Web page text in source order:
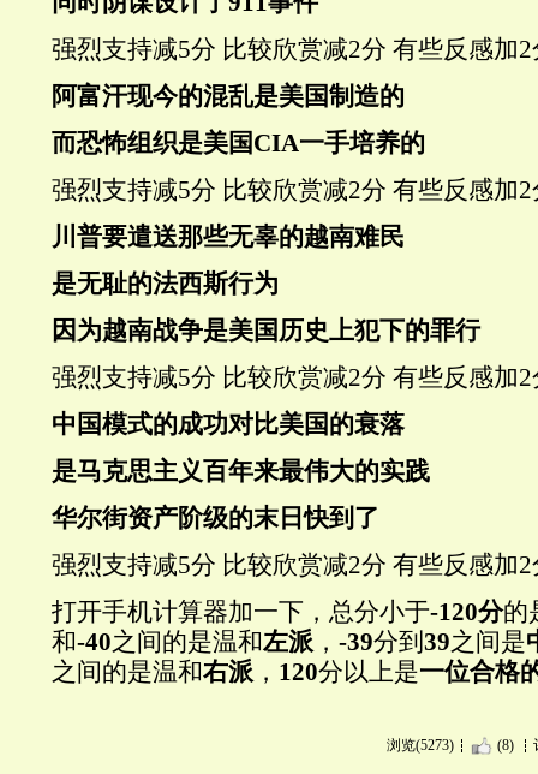
强烈支持减5分 比较欣赏减2分 有些反感加2
阿富汗现今的混乱是美国制造的
而恐怖组织是美国CIA一手培养的
强烈支持减5分 比较欣赏减2分 有些反感加2
川普要遣送那些无辜的越南难民
是无耻的法西斯行为
因为越南战争是美国历史上犯下的罪行
强烈支持减5分 比较欣赏减2分 有些反感加2
中国模式的成功对比美国的衰落
是马克思主义百年来最伟大的实践
华尔街资产阶级的末日快到了
强烈支持减5分 比较欣赏减2分 有些反感加2
打开手机计算器加一下，总分小于-120分的
和-40之间的是温和左派 ， -39分到 39之间是
之间的是温和右派 ， 120分以上是一位合格
浏览(5273) (8)